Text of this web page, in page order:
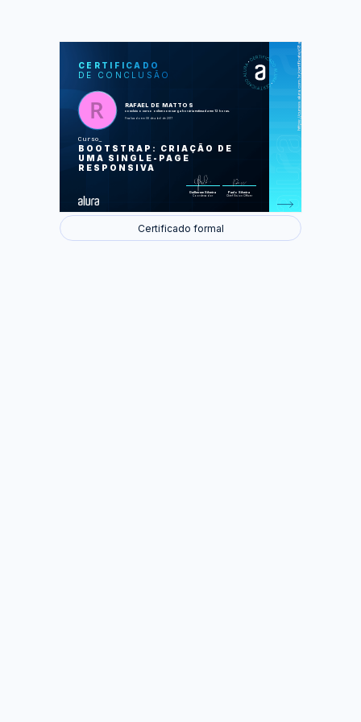
CERTIFICADO
DE CONCLUSÃO
RAFAEL DE MATTOS
concluiu o curso online com carga horária estimada em 12 horas.
Finalizado em 08 de abril de 2017
Curso
BOOTSTRAP: CRIAÇÃO DE
UMA SINGLE-PAGE
RESPONSIVA
Guilherme Silveira
Coordenador
Paulo Silveira
Chief Vision Officer
https://cursos.alura.com.br/certificate/d8a500a5-a7dc-4fbb-a0c8-d5706f65a151
LAS
Introdução
Começando a implementar o site
Mostrando os projetos da Empresa
Mostrando os depoimentos dos
empresa
Mostrando o endereço no rodapé
Navegando entre as seções com a
Deixando o site responsivo em telas
Certificado formal